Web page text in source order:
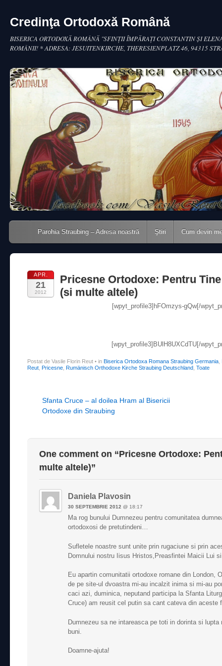
Credinţa Ortodoxă Română
BISERICA ORTODOXĂ ROMÂNĂ "SFINŢII ÎMPĂRAŢI CONSTANTIN ŞI
ROMÂNII! * ADRESA: JESUITENKIRCHE, THERESIENPLATZ 46, 94315
Main menu
Skip to content
Parohia Straubing – Adresa noastră Ştiri Cum devin
APR.
21
2012
Pricesne Ortodoxe: Pentru
(si multe altele)
[wpyt_profile3]hFOmzys-gQw[/
[wpyt_profile3]BUlH8UXCdTU[/
Postat de Vasile Florin Reut • in Biserica Ortodoxa Romana Straubing Germania
Reut
Pricesne Rumänisch Orthodoxe Kirche Straubing Deutschland Toate
Post navigation
Sfanta Cruce – al doilea Hram al Bisericii
Ortodoxe din Straubing
One comment on “Pricesne Ortodoxe:
multe altele)”
Daniela Plavosin
30 SEPTEMBRIE 2012 @ 18:17
Ma rog bunului Dumnezeu pentru comunitatea
ortodoxosi de pretutindeni…
Sufletele noastre sunt unite prin rugaciune si prin
Domnului nostru Iisus Hristos,Preasfintei Maicii Lui
Eu apartin comunitatii ortodoxe romane din London,
de pe site-ul dvoastra mi-au incalzit inima si mi-au
caci azi, duminica, neputand participa la Sfanta
Cruce) am reusit cel putin sa cant cateva din
Dumnezeu sa ne intareasca pe toti in dorinta si
buni.
Doamne-ajuta!